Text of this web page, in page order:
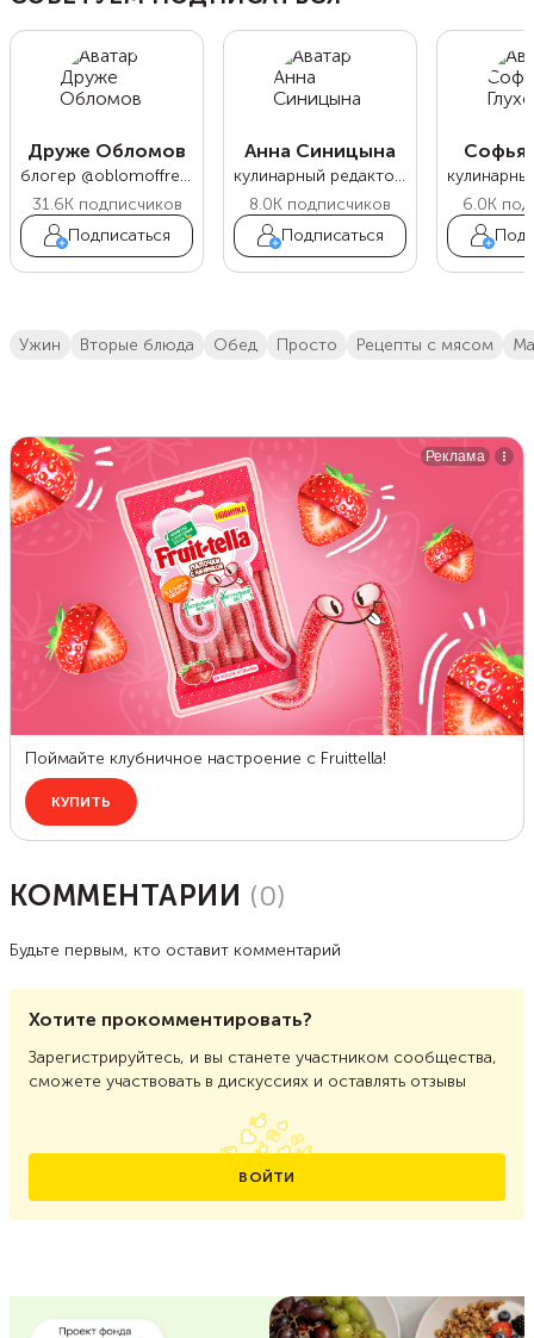
Друже Обломов
блогер @oblomoffrecipe
31.6Kподписчиков
Подписаться
Анна Синицына
кулинарный редактор Food.ru
8.0K подписчиков
Подписаться
Софья
6.0K
ужин вторые блюда обед просто Рецепты с мясом
КОММЕНТАРИИ (0)
Будьте первым, кто оставит комментарий
Хотите прокомментировать?
Зарегистрируйтесь, и вы станете участником сообщества,
сможете участвовать в дискуссиях и оставлять отзывы
ВОЙТИ